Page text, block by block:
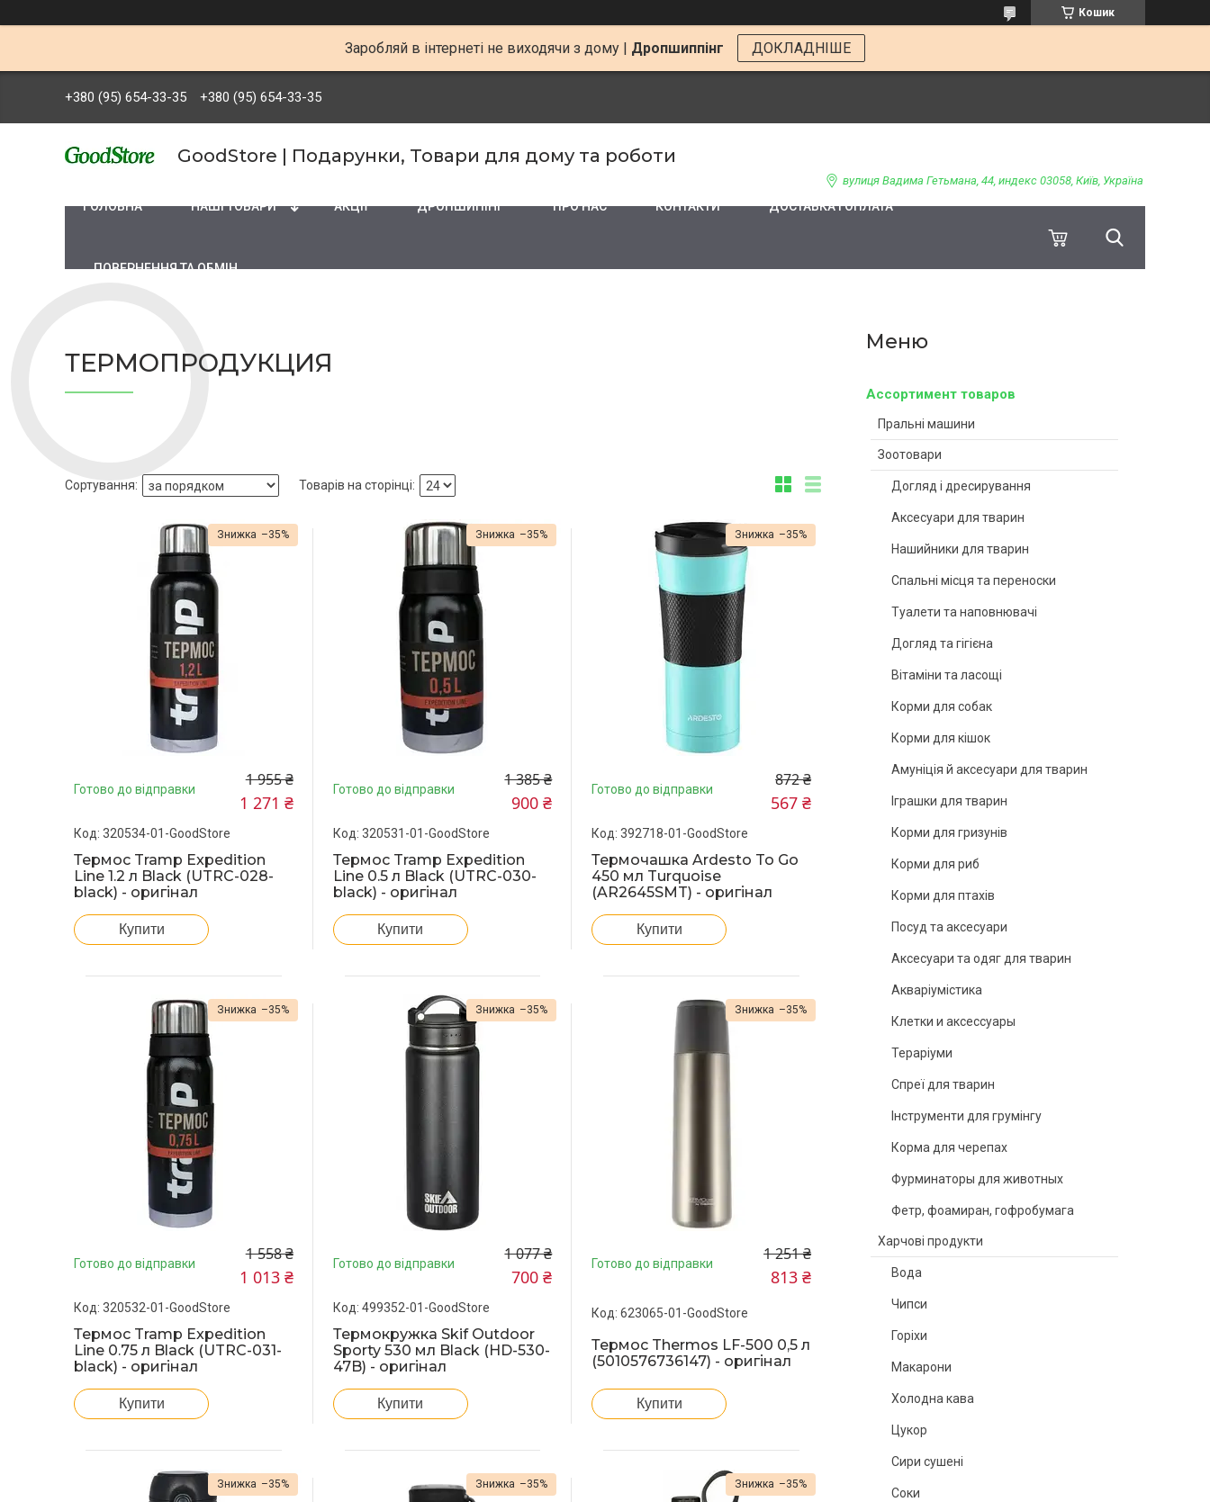
Кошик
Заробляй в інтернеті не виходячи з дому | Дропшиппінг ДОКЛАДНІШЕ
+380 (95) 654-33-35 +380 (95) 654-33-35
GoodStore | Подарунки, Товари для дому та роботи
вулиця Вадима Гетьмана, 44, индекс 03058, Київ, Україна
ГОЛОВНА НАШІ ТОВАРИ АКЦІЇ ДРОПШИПІНГ ПРО НАС КОНТАКТИ ДОСТАВКА І ОПЛАТА
ПОВЕРНЕННЯ ТА ОБМІН
Ассортимент товаров
Пральні машини
Зоотовари
Догляд і дресирування
Аксесуари для тварин
Нашийники для тварин
Спальні місця та переноски
Туалети та наповнювачі
Догляд та гігієна
Вітаміни та ласощі
Корми для собак
Корми для кішок
Амуніція й аксесуари для тварин
Іграшки для тварин
Корми для гризунів
Корми для риб
Корми для птахів
Посуд та аксесуари
Аксесуари та одяг для тварин
Акваріумістика
Клетки и аксессуары
Тераріуми
Спреї для тварин
Інструменти для грумінгу
Корма для черепах
Фурминаторы для животных
Фетр, фоамиран, гофробумага
Харчові продукти
Вода
Чипси
Горіхи
Макарони
Холодна кава
Цукор
Сири сушені
Соки
ТЕРМОПРОДУКЦИЯ
–35%
Готово до відправки 1 955 ₴
1 271 ₴
320534-01-GoodStore
Термос Tramp Expedition
Line 1.2 л Black (UTRC-028-
black) - оригінал
Купити
–35%
Готово до відправки 1 385 ₴
900 ₴
320531-01-GoodStore
Термос Tramp Expedition
Line 0.5 л Black (UTRC-030-
black) - оригінал
Купити
–35%
Готово до відправки 872 ₴
567 ₴
392718-01-GoodStore
Термочашка Ardesto To Go
450 мл Turquoise
(AR2645SMT) - оригінал
Купити
–35%
Готово до відправки 1 558 ₴
1 013 ₴
320532-01-GoodStore
Термос Tramp Expedition
Line 0.75 л Black (UTRC-031-
black) - оригінал
Купити
–35%
Готово до відправки 1 077 ₴
700 ₴
499352-01-GoodStore
Термокружка Skif Outdoor
Sporty 530 мл Black (HD-530-
47B) - оригінал
Купити
–35%
Готово до відправки 1 251 ₴
813 ₴
623065-01-GoodStore
Термос Thermos LF-500 0,5 л
(5010576736147) - оригінал
Купити
–35% –35% –35%